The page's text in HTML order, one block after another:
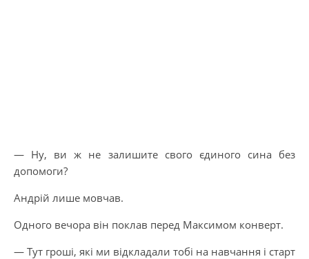
— Ну, ви ж не залишите свого єдиного сина без
допомоги?
Андрій лише мовчав.
Одного вечора він поклав перед Максимом конверт.
— Тут гроші, які ми відкладали тобі на навчання і старт